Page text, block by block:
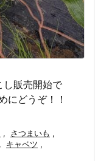
し販売開始で
にどうぞ！！
, さつまいも ,
, キャベツ ,